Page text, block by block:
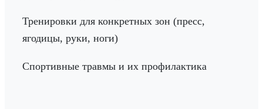
Тренировки для конкретных зон (пресс,
ягодицы, руки, ноги)
Спортивные травмы и их профилактика